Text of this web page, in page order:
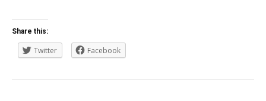
Share this:
Twitter Facebook